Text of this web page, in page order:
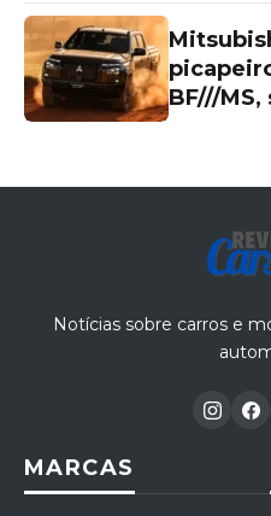
BF///
Notícias sobre carros e
MARCAS